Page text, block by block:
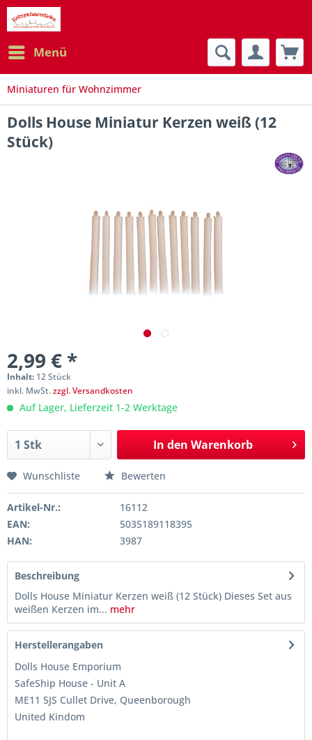
Menü
Miniaturen für Wohnzimmer
Dolls House Miniatur Kerzen weiß (12
Stück)
2,99 € *
Inhalt: 12 Stück
inkl. MwSt.zzgl. Versandkosten
Auf Lager, Lieferzeit 1-2 Werktage
In den Warenkorb
Wunschliste Bewerten
Artikel-Nr.:
16112
EAN:
5035189118395
HAN:
3987
Beschreibung
Dolls House Miniatur Kerzen weiß (12 Stück) Dieses Set aus
weißen Kerzen im... mehr
Herstellerangaben
Dolls House Emporium
SafeShip House - Unit A
ME11 5JS Cullet Drive, Queenborough
United Kindom